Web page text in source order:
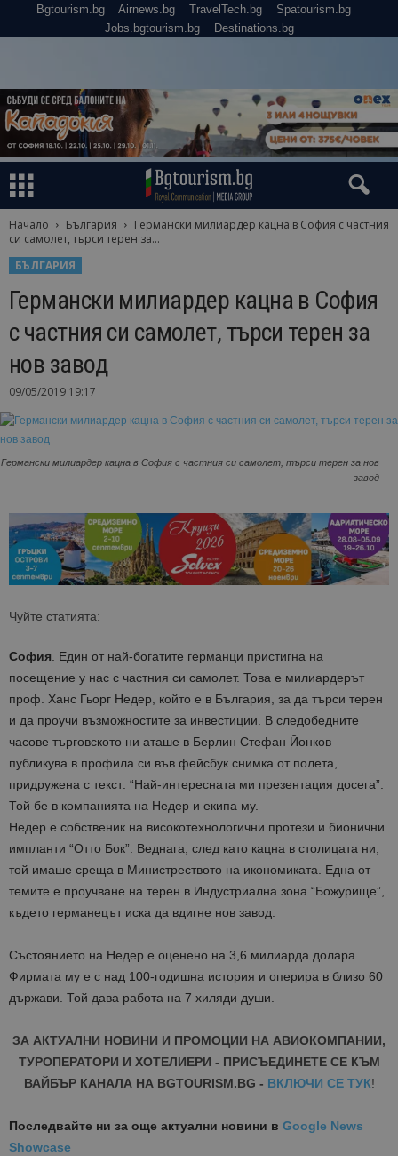
Bgtourism.bg Airnews.bg TravelTech.bg
Spatourism.bg
Jobs.bgtourism.bg
Destinations.bg
Начало България
Германски милиардер кацна в София с частния
си самолет, търси терен за...
БЪЛГАРИЯ
Германски милиардер кацна в София
с частния си самолет, търси терен за
нов завод
09/05/2019 19:17
Германски милиардер кацна в София с частния си самолет, търси терен за нов
завод
Чуйте статията:
София. Един от най-богатите германци пристигна на
посещение у нас с частния си самолет. Това е милиардерът
проф. Ханс Гьорг Недер, който е в България, за да търси терен
и да проучи възможностите за инвестиции. В следобедните
часове търговското ни аташе в Берлин Стефан Йонков
публикува в профила си във фейсбук снимка от полета,
придружена с текст: “Най-интересната ми презентация досега”.
Той бе в компанията на Недер и екипа му.
Недер е собственик на високотехнологични протези и бионични
импланти “Отто Бок”. Веднага, след като кацна в столицата ни,
той имаше среща в Министреството на икономиката. Една от
темите е проучване на терен в Индустриална зона “Божурище”,
където германецът иска да вдигне нов завод.
Състоянието на Недер е оценено на 3,6 милиарда долара.
Фирмата му е с над 100-годишна история и оперира в близо 60
държави. Той дава работа на 7 хиляди души.
ЗА АКТУАЛНИ НОВИНИ И ПРОМОЦИИ НА АВИОКОМПАНИИ,
ТУРОПЕРАТОРИ И ХОТЕЛИЕРИ - ПРИСЪЕДИНЕТЕ СЕ КЪМ
ВАЙБЪР КАНАЛА НА BGTOURISM.BG - ВКЛЮЧИ СЕ ТУК!
Последвайте ни за още актуални новини в Google News
Showcase